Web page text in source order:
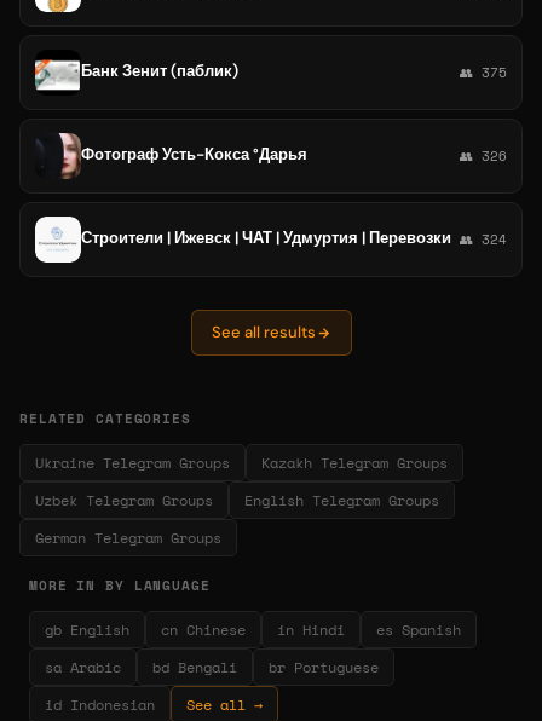
Банк Зенит (паблик) 👥 375
Фотограф Усть-Кокса °Дарья 👥 326
Строители | Ижевск | ЧАТ | Удмуртия | Перевозки 👥 324
See all results
RELATED CATEGORIES
Ukraine Telegram Groups
Kazakh Telegram Groups
Uzbek Telegram Groups
English Telegram Groups
German Telegram Groups
MORE IN BY LANGUAGE
gb English cn Chinese in Hindi
es Spanish
sa Arabic
bd Bengali
br Portuguese
id Indonesian
See all →